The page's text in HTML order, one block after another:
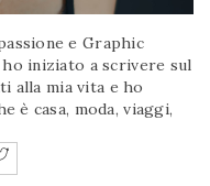
e Graphic
iniziato a scrivere sul
alla mia vita e ho
è casa, moda, viaggi,